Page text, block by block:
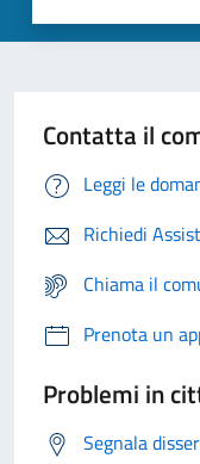
Contatta il
Leggi le
Richiedi
Chiama il
Prenota un
Problemi in
Segnala